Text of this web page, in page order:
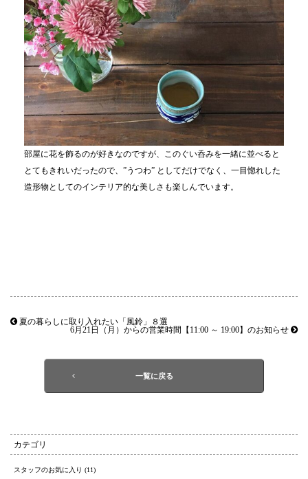
部屋に花を飾るのが好きなのですが、このぐい呑みを一緒に並べると
とてもきれいだったので、”うつわ” としてだけでなく、一目惚れした
造形物としてのインテリア的な美しさも楽しんでいます。
夏の暮らしに取り入れたい「風鈴」８選
6月21日（月）からの営業時間【11:00 ～ 19:00】のお知らせ
一覧に戻る
カテゴリ
スタッフのお気に入り (11)